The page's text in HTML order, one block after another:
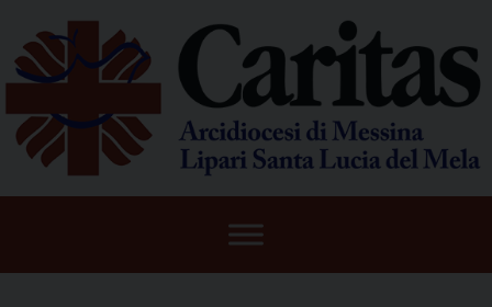
content